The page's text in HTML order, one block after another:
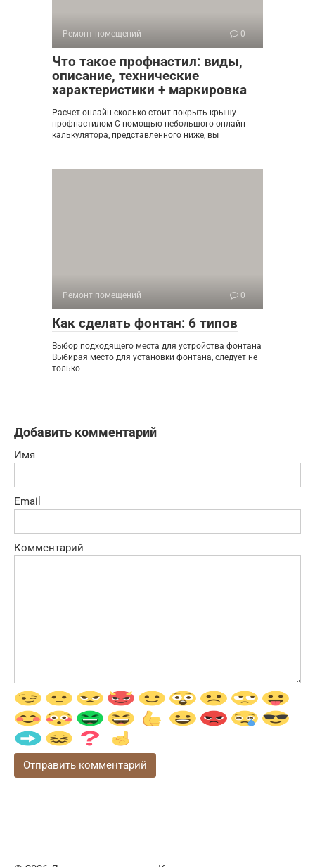
Ремонт помещений 0
Что такое профнастил: виды,
описание, технические
характеристики + маркировка
Расчет онлайн сколько стоит покрыть крышу
профнастилом С помощью небольшого онлайн-
калькулятора, представленного ниже, вы
Ремонт помещений 0
Как сделать фонтан: 6 типов
Выбор подходящего места для устройства фонтана
Выбирая место для установки фонтана, следует не
только
Добавить комментарий
Имя
Email
Комментарий